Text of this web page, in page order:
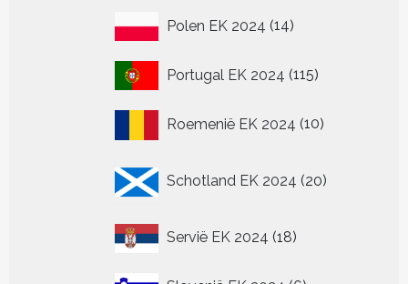
Polen EK 2024 1414
Portugal EK 2024 115115
Roemenië EK 2024 1010
Schotland EK 2024 20
producten
Servië EK 2024 1818